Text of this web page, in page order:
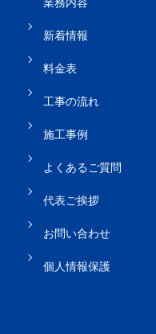
新着情報
料金表
工事の流れ
施工事例
よくあるご質問
代表ご挨拶
お問い合わせ
個人情報保護